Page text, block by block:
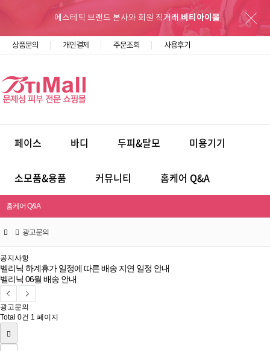
에스테틱 브랜드 본사와 회원 직거래비티아이몰
상품문의 개인결제 주문조회 사용후기
페이스 바디 두피&탈모 미용기기
소모품&용품 커뮤니티 홈케어 Q&A
홈케어 Q&A
광고문의
공지사항
벨리닉 하계휴가 일정에 따른 배송 지연 일정 안내
벨리닉 06월 배송 안내
광고문의
Total 0건 1 페이지